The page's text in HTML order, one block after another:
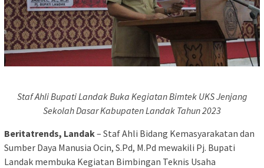
Staf Ahli Bupati Landak Buka Kegiatan Bimtek UKS Jenjang
Sekolah Dasar Kabupaten Landak Tahun 2023
Beritatrends, Landak– Staf Ahli Bidang Kemasyarakatan dan
Sumber Daya Manusia Ocin, S.Pd, M.Pd mewakili Pj. Bupati
Landak membuka Kegiatan Bimbingan Teknis Usaha